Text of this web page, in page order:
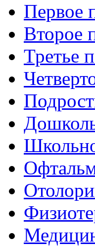
Первое
Второе
Третье